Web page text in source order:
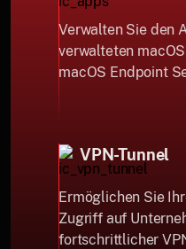
Verwalten Sie den
verwalteten
macOS Endpoint
VPN-Tunnel
Ermöglichen Sie
Zugriff auf
fortschrittlicher